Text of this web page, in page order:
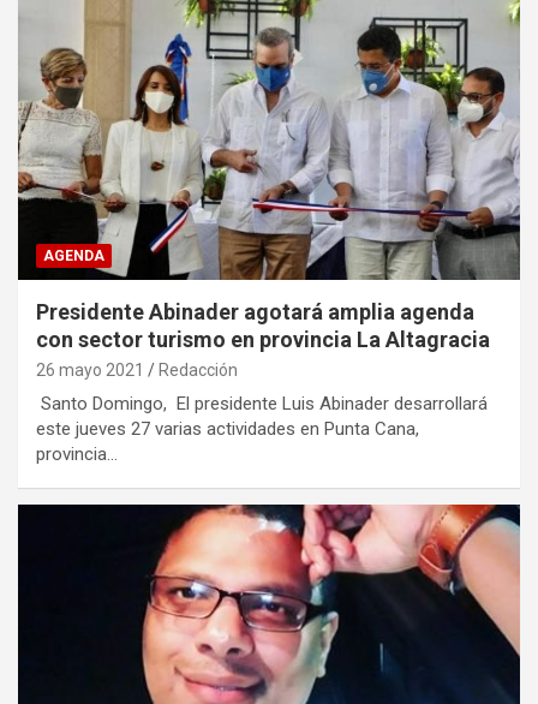
AGENDA
Presidente Abinader agotará amplia agenda
con sector turismo en provincia La Altagracia
26 mayo 2021 Redacción
Santo Domingo, El presidente Luis Abinader desarrollará
este jueves 27 varias actividades en Punta Cana,
provincia…